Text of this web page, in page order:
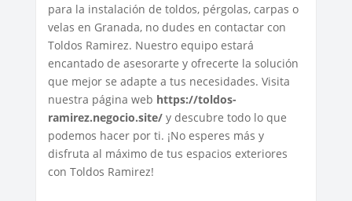
para la instalación de toldos, pérgolas, carpas o
velas en Granada, no dudes en contactar con
Toldos Ramirez. Nuestro equipo estará
encantado de asesorarte y ofrecerte la solución
que mejor se adapte a tus necesidades. Visita
nuestra página web https://toldos-
ramirez.negocio.site/y descubre todo lo que
podemos hacer por ti. ¡No esperes más y
disfruta al máximo de tus espacios exteriores
con Toldos Ramirez!